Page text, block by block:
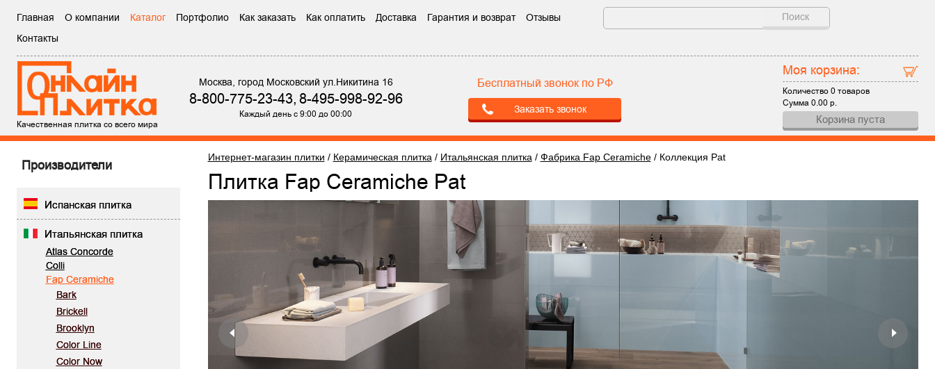
Главная О компании Каталог Портфолио Как заказать Как оплатить Доставка Гарантия и возврат
Отзывы
Контакты
Поиск
Качественная плитка со всего мира
Москва, город Московский ул.Никитина 16
8-800-775-23-43,8-495-998-92-96
Каждый день с 9:00 до 00:00
Бесплатный звонок по РФ
Заказать звонок
Моя корзина:
Количество0 товаров
Сумма0.00 р.
Корзина пуста
Производители
Испанская плитка
Итальянская плитка
Atlas Concorde
Colli
Fap Ceramiche
Bark
Brickell
Brooklyn
Color Line
Color Now
Интернет-магазин плитки / Керамическая плитка / Итальянская плитка / Фабрика Fap Ceramiche/ Коллекция Pat
Плитка Fap Ceramiche Pat